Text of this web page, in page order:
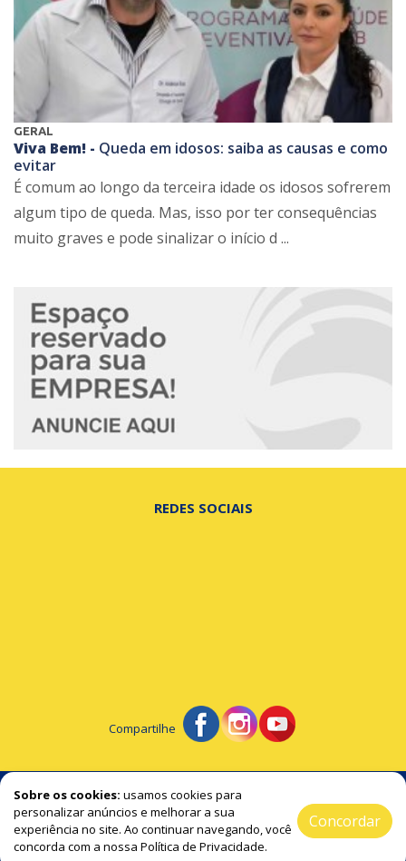
GERAL
Viva Bem! - Queda em idosos: saiba as causas e como
evitar
É comum ao longo da terceira idade os idosos sofrerem
algum tipo de queda. Mas, isso por ter consequências
muito graves e pode sinalizar o início d ...
Sobre os cookies: usamos cookies para
personalizar anúncios e melhorar a sua
experiência no site. Ao continuar navegando, você
concorda com a nossa Política de Privacidade.
Concordar
REDES SOCIAIS
Compartilhe
© Portal de Beltrão - A notícia na hora certa!
2019 / 2026 ® Todos os Direitos Reservado